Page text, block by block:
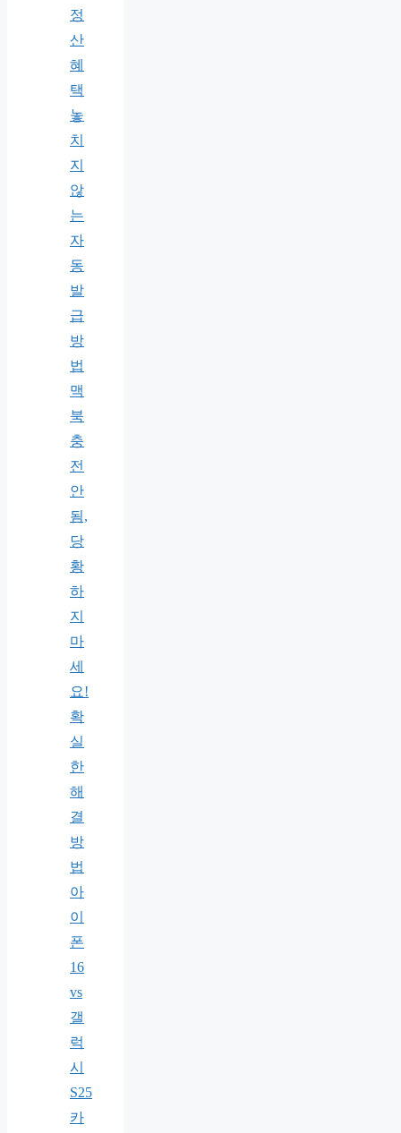
정
산
혜
택
놓
치
지
않
는
자
동
발
급
방
법
맥
북
충
전
안
됨,
당
황
하
지
마
세
요!
확
실
한
해
결
방
법
아
이
폰
16
vs
갤
럭
시
S25
카